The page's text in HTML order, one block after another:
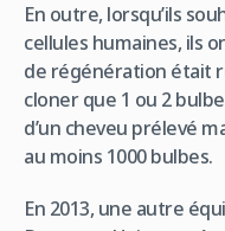
En outre, lorsqu’ils
cellules humaines, ils
de régénération était
cloner que 1 ou 2
d’un cheveu prélevé
au moins 1000 bulbes.
En 2013, une autre